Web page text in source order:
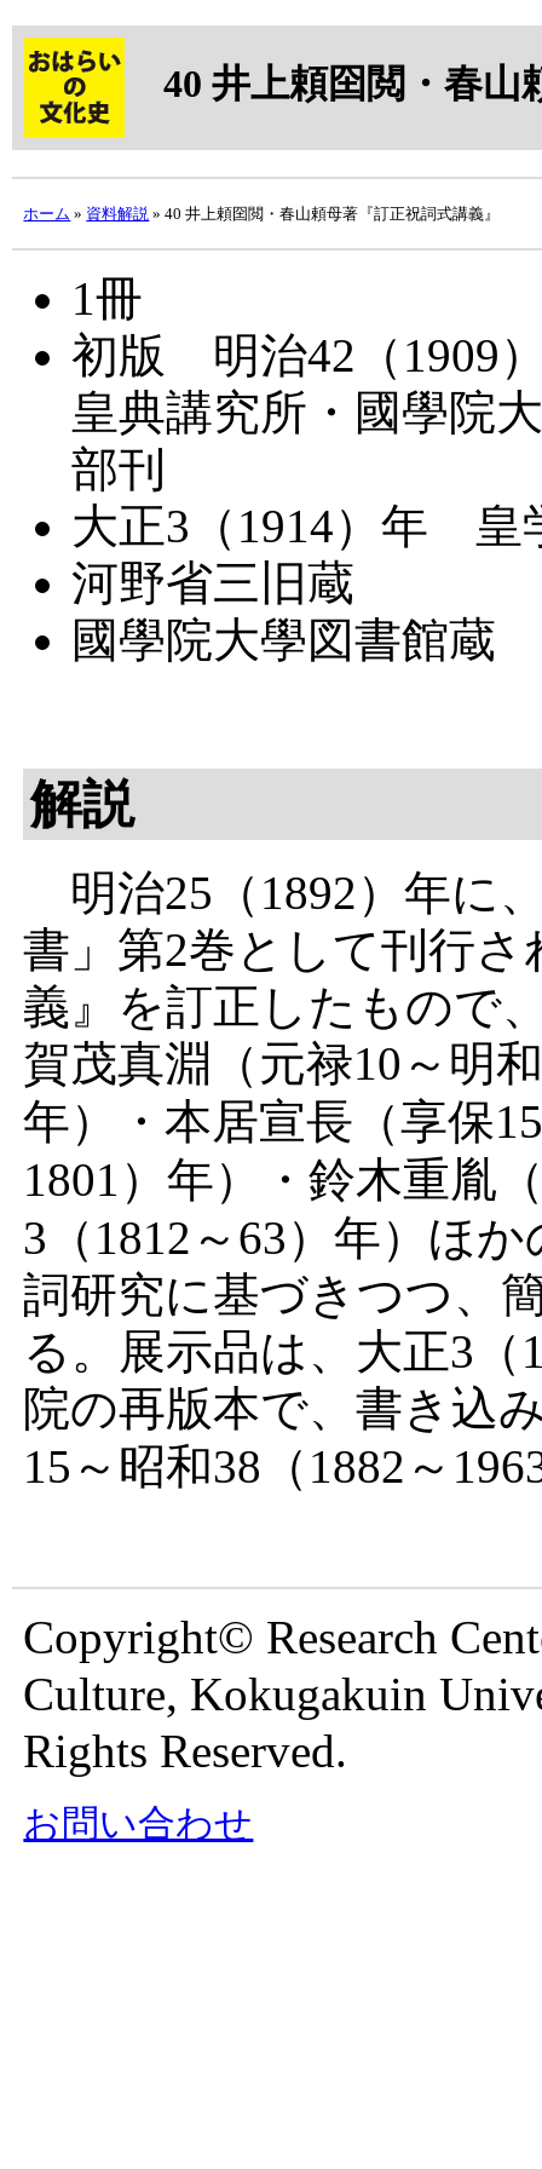
40 井上頼囶 閲・ 春山
ホーム » 資料解説 » 40 井上頼囶閲・春山頼母著『訂正祝詞式講義』
1冊
初版 明治42（
皇典講究所・國學院
部刊
大正3（1914）年 皇
河野省三旧蔵
國學院大學図書館蔵
解説
明治25（1892）年に
書」第2巻として刊行
義』を訂正したもので
賀茂真淵
（元禄10～明
年）・本居宣長 （享保
1801）年）・鈴木重胤
3（1812～63）年）ほ
詞研究に基づきつつ、
る。展示品は、大正3（
院の再版本で、書き込
15～昭和38（1882～
Copyright© Research
Culture, Kokugakuin
Rights Reserved.
お問い合わせ